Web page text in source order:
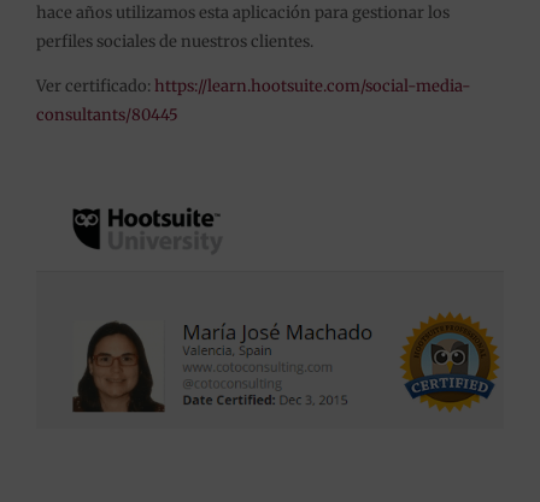
hace años utilizamos esta aplicación para gestionar los
perfiles sociales de nuestros clientes.
Ver certificado: https://learn.hootsuite.com/social-media-
consultants/80445